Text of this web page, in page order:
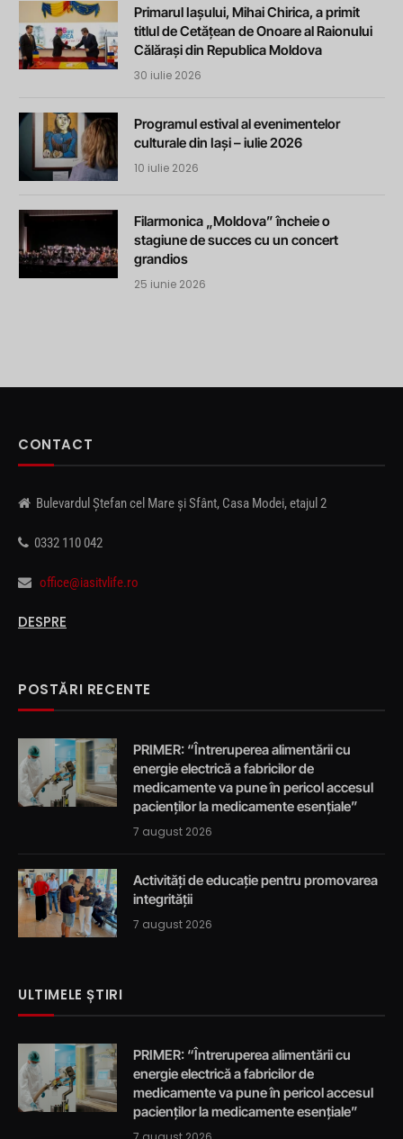
Primarul Iașului, Mihai Chirica, a primit
titlul de Cetățean de Onoare al Raionului
Călărași din Republica Moldova
30 iulie 2026
Programul estival al evenimentelor
culturale din Iași – iulie 2026
10 iulie 2026
Filarmonica „Moldova” încheie o
stagiune de succes cu un concert
grandios
25 iunie 2026
CONTACT
Bulevardul Ștefan cel Mare și Sfânt, Casa Modei, etajul 2
0332 110 042
office@iasitvlife.ro
DESPRE
POSTĂRI RECENTE
PRIMER: “Întreruperea alimentării cu
energie electrică a fabricilor de
medicamente va pune în pericol accesul
pacienților la medicamente esențiale”
7 august 2026
Activități de educație pentru promovarea
integrității
7 august 2026
ULTIMELE ȘTIRI
PRIMER: “Întreruperea alimentării cu
energie electrică a fabricilor de
medicamente va pune în pericol accesul
pacienților la medicamente esențiale”